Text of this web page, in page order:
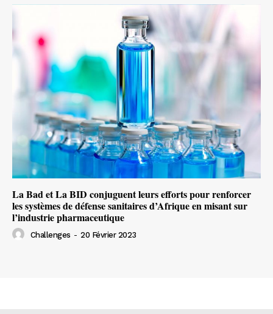
La Bad et La BID conjuguent leurs efforts pour renforcer
les systèmes de défense sanitaires d’Afrique en misant sur
l’industrie pharmaceutique
Challenges - 20 Février 2023